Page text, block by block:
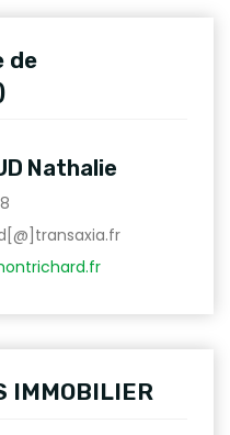
de
Nathalie
IMMOBILIER